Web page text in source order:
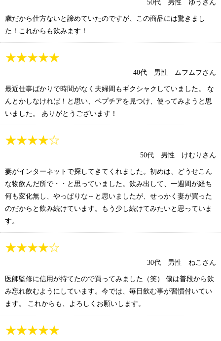
50代 男性 ゆうさん
歳だから仕方ないと諦めていたのですが、この商品には驚きまし
た！これからも飲みます！
40代 男性 ムフムフさん
最近仕事ばかりで時間がなく夫婦間もギクシャクしていました。 な
んとかしなければ！と思い、ペプチアを見つけ、使ってみようと思
いました。 ありがとうございます！
50代 男性 けむりさん
妻がインターネットで探してきてくれました。初めは、どうせこん
な物飲んだ所で・・と思っていました。飲み出して、一週間が経ち
何も変化無し、やっぱりな～と思いましたが、せっかく妻が買った
のだからと飲み続けています。もう少し続けてみたいと思っていま
す。
30代 男性 ねこさん
医師監修に信用が持てたので買ってみました（笑） 僕は普段から飲
み忘れ飲むようにしています。今では、毎日飲む事が習慣付いてい
ます。 これからも、よろしくお願いします。